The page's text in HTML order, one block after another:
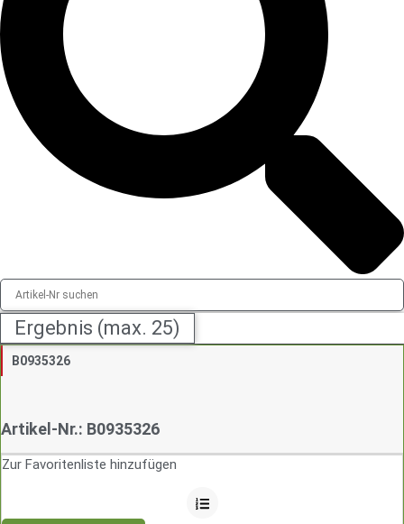
Ergebnis (max. 25)
B0935326
Artikel-Nr.: B0935326
Zur Favoritenliste hinzufügen